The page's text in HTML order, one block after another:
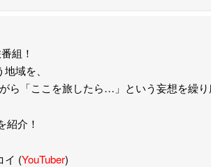
組！
域を、
ら「ここを旅したら…」という妄想を繰
紹介！
(YouTuber)